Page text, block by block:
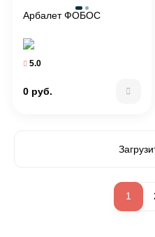
Арбалет ФОБОС
5.0
0 руб.
1